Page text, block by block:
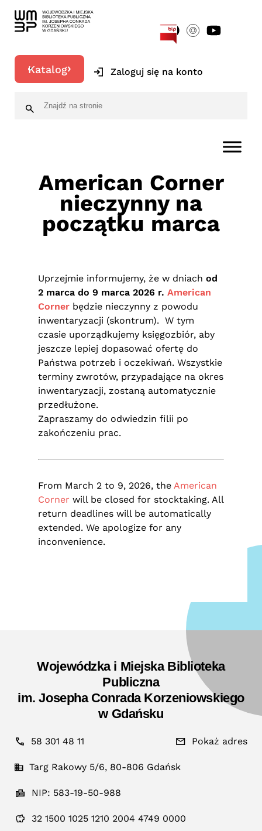
Katalog Zaloguj się na konto
American Corner
nieczynny na
początku marca
Uprzejmie informujemy, że w dniach od
2 marca do 9 marca 2026 r. American
Corner będzie nieczynny z powodu
inwentaryzacji (skontrum). W tym
czasie uporządkujemy księgozbiór, aby
jeszcze lepiej dopasować ofertę do
Państwa potrzeb i oczekiwań. Wszystkie
terminy zwrotów, przypadające na okres
inwentaryzacji, zostaną automatycznie
przedłużone.
Zapraszamy do odwiedzin filii po
zakończeniu prac.
From March 2 to 9, 2026, the American
Corner will be closed for stocktaking. All
return deadlines will be automatically
extended. We apologize for any
inconvenience.
Wojewódzka i Miejska Biblioteka
Publiczna
im. Josepha Conrada Korzeniowskiego
w Gdańsku
58 301 48 11 Pokaż adres
Targ Rakowy 5/6, 80-806 Gdańsk
NIP: 583-19-50-988
32 1500 1025 1210 2004 4749 0000